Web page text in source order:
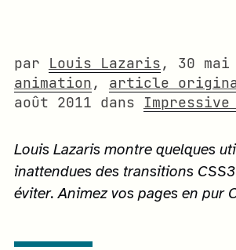
par Louis Lazaris , 30 mai
animation , article
août 2011 dans Impressive
Louis Lazaris montre quelques
inattendues des transitions
éviter. Animez vos pages en pur